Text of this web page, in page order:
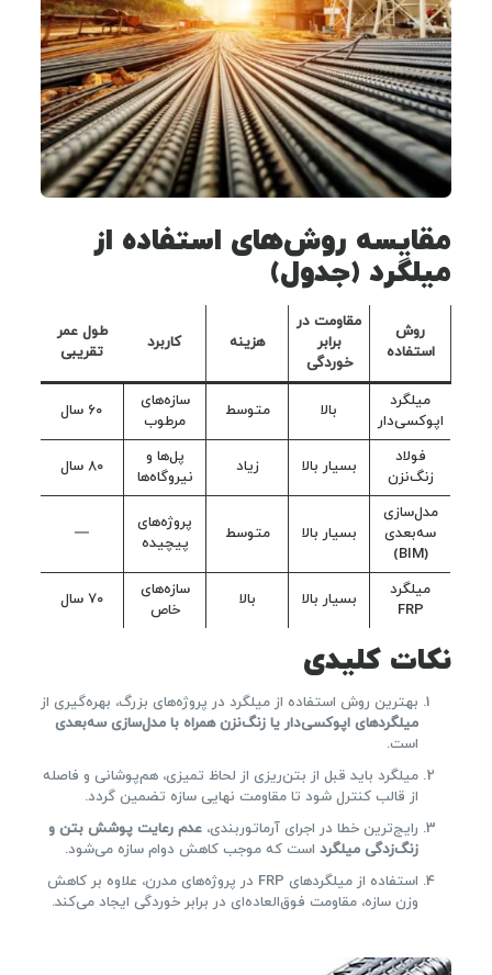
مقایسه روش‌های استفاده از
میلگرد (جدول)
روش
استفاده
مقاومت در
برابر
خوردگی
هزینه کاربرد
طول عمر
تقریبی
میلگرد
اپوکسی‌دار
بالا متوسط
سازه‌های
مرطوب
۶۰ سال
فولاد
زنگ‌نزن
بسیار بالا زیاد
پل‌ها و
نیروگاه‌ها
۸۰ سال
مدل‌سازی
سه‌بعدی
(BIM)
بسیار بالا متوسط
پروژه‌های
پیچیده
—
میلگرد
FRP
بسیار بالا بالا
سازه‌های
خاص
۷۰ سال
نکات کلیدی
بهترین روش استفاده از میلگرد در پروژه‌های بزرگ، بهره‌گیری از
میلگردهای اپوکسی‌دار یا زنگ‌نزن همراه با مدل‌سازی سه‌بعدی
است.
میلگرد باید قبل از بتن‌ریزی از لحاظ تمیزی، هم‌پوشانی و فاصله
از قالب کنترل شود تا مقاومت نهایی سازه تضمین گردد.
رایج‌ترین خطا در اجرای آرماتوربندی، عدم رعایت پوشش بتن و
زنگ‌زدگی میلگرداست که موجب کاهش دوام سازه می‌شود.
استفاده از میلگردهای FRP در پروژه‌های مدرن، علاوه بر کاهش
وزن سازه، مقاومت فوق‌العاده‌ای در برابر خوردگی ایجاد می‌کند.